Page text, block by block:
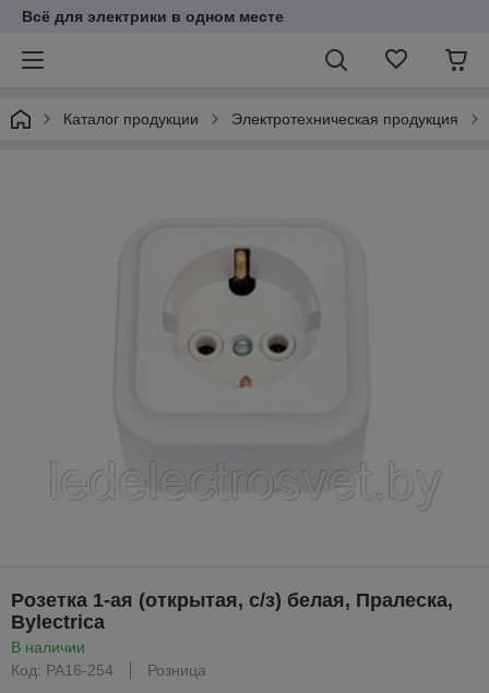
Всё для электрики в одном месте
Каталог продукции Электротехническая продукция
Розетка 1-ая (открытая, с/з) белая, Пралеска,
Bylectrica
В наличии
Код: РА16-254
Розница